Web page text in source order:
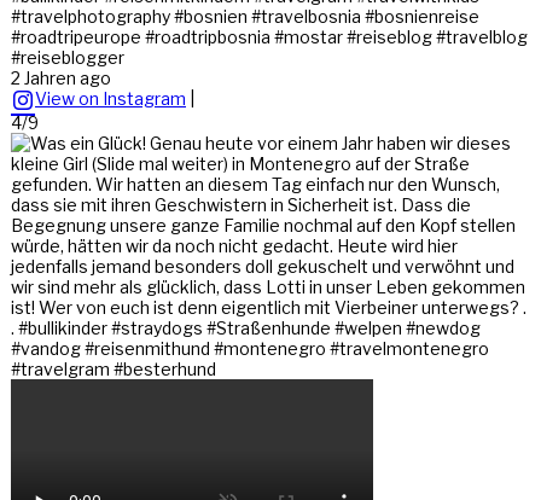
#travelphotography #bosnien #travelbosnia #bosnienreise
#roadtripeurope #roadtripbosnia #mostar #reiseblog #travelblog
#reiseblogger
2 Jahren ago
View on Instagram
4/9